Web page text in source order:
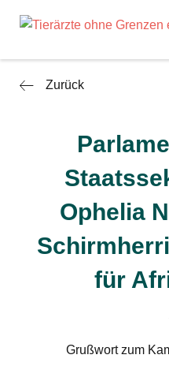
Zurück
Ophelia
für
Grußwort zum